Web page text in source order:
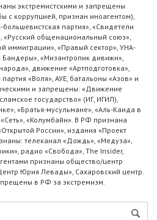
экстремистскими и запрещены
коррупцией, признан иноагентом),
партия», «Свидетели
общенациональный союз»,
иммиграции», «Правый сектор», УНА-
«Мизантропик дивижн»,
движение «Артподготовка»,
«Воля», АУЕ, батальоны «Азов» и
и запрещены: «Движение
государство» (ИГ, ИГИЛ),
«Братья-мусульмане», «Аль-Каида в
«Колумбайн». В РФ признана
России», издания «Проект
телеканал «Дождь», «Медуза»,
радио «Свобода», The Insider,
признаны общество/центр
Юрия Левады», Сахаровский центр.
в РФ за экстремизм.